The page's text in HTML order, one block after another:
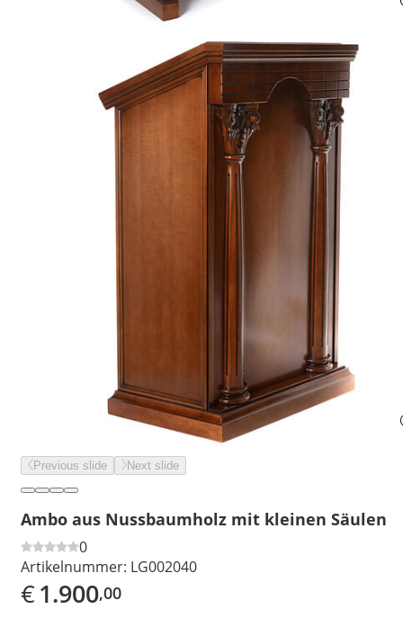
Previous slide Next slide
Ambo aus Nussbaumholz mit kleinen Säulen
0
Artikelnummer: LG002040
€1.900,00